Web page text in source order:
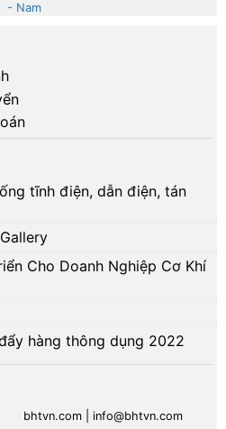
- Nam
tĩnh điện, dẫn điện, tán
Cho Doanh Nghiệp Cơ Khí
hàng thông dụng 2022
bhtvn.com |info@bhtvn.com